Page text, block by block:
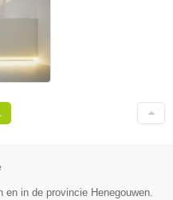
en in de provincie Henegouwen.